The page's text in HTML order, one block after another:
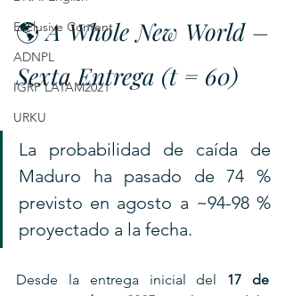
Exclusive Content
ADNPL
IGRP LATAM2021
URKU
🌎 A Whole New World –
Sexta Entrega (t = 60)
La probabilidad de caída de
Maduro ha pasado de 74 %
previsto en agosto a ~94-98 %
proyectado a la fecha.
Desde la entrega inicial del 17 de